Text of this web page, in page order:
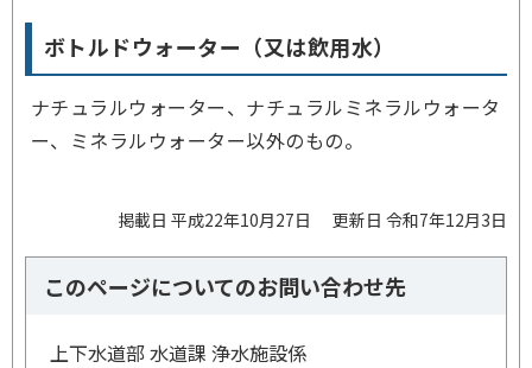
ボトルドウォーター（又は飲用水）
ナチュラルウォーター、ナチュラルミネラルウォータ
ー、ミネラルウォーター以外のもの。
掲載日 平成22年10月27日 更新日 令和7年12月3日
このページについてのお問い合わせ先
上下水道部 水道課 浄水施設係